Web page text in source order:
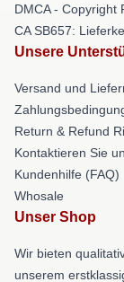
DMCA - Copyright
CA SB657:
Unsere
Versand und
Return & Refund
Kontaktieren Sie
Kundenhilfe (FAQ)
Whosale
Unser Shop
Wir bieten
unserem